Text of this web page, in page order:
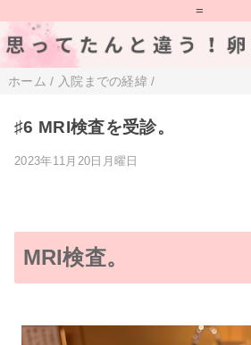
=
ホーム / 入院までの経緯 /
♯6 MRI検査を受診。
2023年11月20日月曜日
MRI検査。